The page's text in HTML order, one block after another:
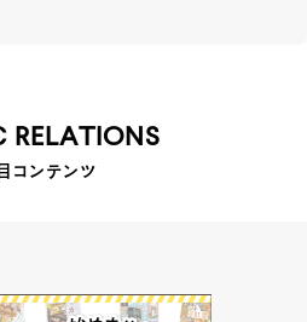
RELATIONS
コンテンツ